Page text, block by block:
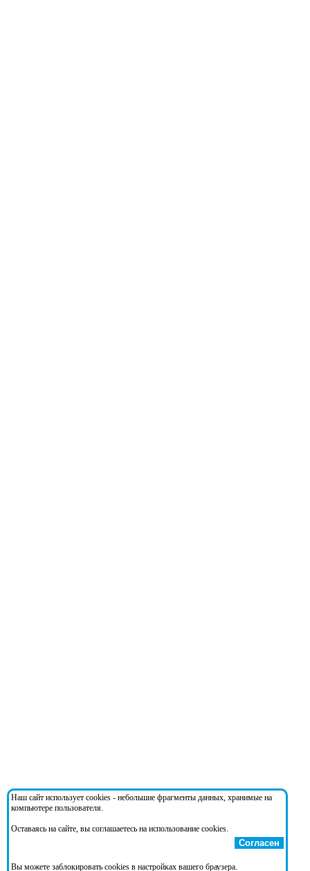
Наш сайт использует cookies - небольшие фрагменты данных, хранимые на
компьютере пользователя.
Оставаясь на сайте, вы соглашаетесь на использование cookies.
Согласен
Вы можете заблокировать cookies в настройках вашего браузера.